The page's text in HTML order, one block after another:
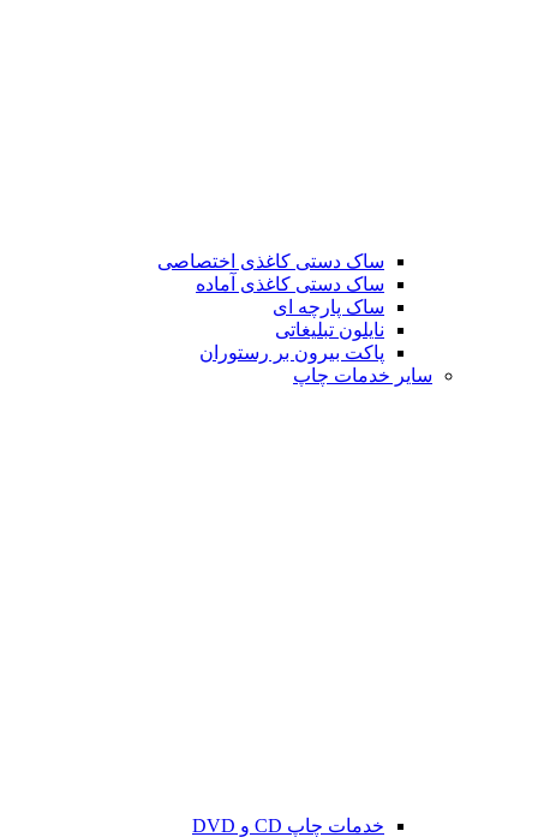
ساک دستی کاغذی اختصاصی
ساک دستی کاغذی آماده
ساک پارچه ای
نایلون تبلیغاتی
پاکت بیرون بر رستوران
سایر خدمات چاپ
خدمات چاپ CD و DVD